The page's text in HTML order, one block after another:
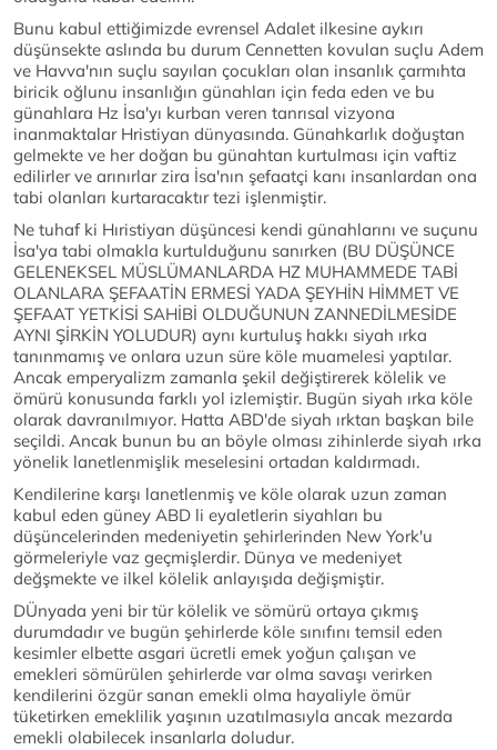
Bunu kabul ettiğimizde evrensel Adalet ilkesine aykırı
düşünsekte aslında bu durum Cennetten kovulan suçlu Adem
ve Havva'nın suçlu sayılan çocukları olan insanlık çarmıhta
biricik oğlunu insanlığın günahları için feda eden ve bu
günahlara Hz İsa'yı kurban veren tanrısal vizyona
inanmaktalar Hristiyan dünyasında. Günahkarlık doğuştan
gelmekte ve her doğan bu günahtan kurtulması için vaftiz
edilirler ve arınırlar zira İsa'nın şefaatçi kanı insanlardan ona
tabi olanları kurtaracaktır tezi işlenmiştir.
Ne tuhaf ki Hıristiyan düşüncesi kendi günahlarını ve suçunu
İsa'ya tabi olmakla kurtulduğunu sanırken (BU DÜŞÜNCE
GELENEKSEL MÜSLÜMANLARDA HZ MUHAMMEDE TABİ
OLANLARA ŞEFAATİN ERMESİ YADA ŞEYHİN HİMMET VE
ŞEFAAT YETKİSİ SAHİBİ OLDUĞUNUN ZANNEDİLMESİDE
AYNI ŞİRKİN YOLUDUR) aynı kurtuluş hakkı siyah ırka
tanınmamış ve onlara uzun süre köle muamelesi yaptılar.
Ancak emperyalizm zamanla şekil değiştirerek kölelik ve
ömürü konusunda farklı yol izlemiştir. Bugün siyah ırka köle
olarak davranılmıyor. Hatta ABD'de siyah ırktan başkan bile
seçildi. Ancak bunun bu an böyle olması zihinlerde siyah ırka
yönelik lanetlenmişlik meselesini ortadan kaldırmadı.
Kendilerine karşı lanetlenmiş ve köle olarak uzun zaman
kabul eden güney ABD li eyaletlerin siyahları bu
düşüncelerinden medeniyetin şehirlerinden New York'u
görmeleriyle vaz geçmişlerdir. Dünya ve medeniyet
değşmekte ve ilkel kölelik anlayışıda değişmiştir.
DÜnyada yeni bir tür kölelik ve sömürü ortaya çıkmış
durumdadır ve bugün şehirlerde köle sınıfını temsil eden
kesimler elbette asgari ücretli emek yoğun çalışan ve
emekleri sömürülen şehirlerde var olma savaşı verirken
kendilerini özgür sanan emekli olma hayaliyle ömür
tüketirken emeklilik yaşının uzatılmasıyla ancak mezarda
emekli olabilecek insanlarla doludur.